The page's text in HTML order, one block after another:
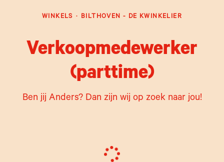
WINKELS · BILTHOVEN - DE KWINKELIER
Verkoopmedewerker
(parttime)
Ben jij Anders? Dan zijn wij op zoek naar jou!